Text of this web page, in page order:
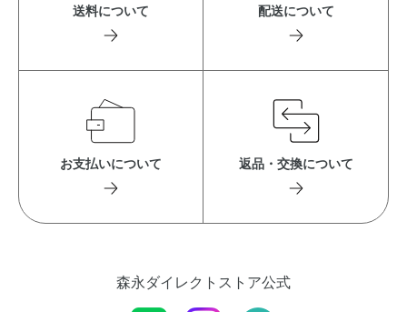
送料について 配送について
お支払いについて 返品・交換について
森永ダイレクトストア公式